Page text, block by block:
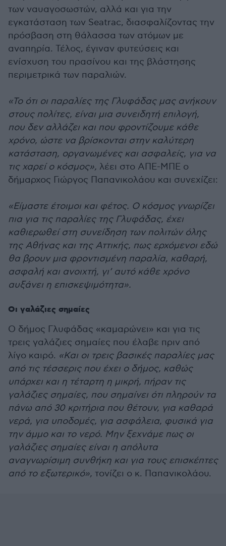
των ναυαγοσωστών, αλλά και για την
εγκατάσταση των Seatrac, διασφαλίζοντας την
πρόσβαση στη θάλασσα των ατόμων με
αναπηρία. Τέλος, έγιναν φυτεύσεις και
ενίσχυση του πρασίνου και της βλάστησης
περιμετρικά των παραλιών.
«Το ότι οι παραλίες της Γλυφάδας μας ανήκουν
στους πολίτες, είναι μια συνειδητή επιλογή,
που δεν αλλάζει και που φροντίζουμε κάθε
χρόνο, ώστε να βρίσκονται στην καλύτερη
κατάσταση, οργανωμένες και ασφαλείς, για να
τις χαρεί ο κόσμος», λέει στο ΑΠΕ-ΜΠΕ ο
δήμαρχος Γιώργος Παπανικολάου και συνεχίζει:
«Είμαστε έτοιμοι και φέτος. Ο κόσμος γνωρίζει
πια για τις παραλίες της Γλυφάδας, έχει
καθιερωθεί στη συνείδηση των πολιτών όλης
της Αθήνας και της Αττικής, πως ερχόμενοι εδώ
θα βρουν μια φροντισμένη παραλία, καθαρή,
ασφαλή και ανοιχτή, γι’ αυτό κάθε χρόνο
αυξάνει η επισκεψιμότητα».
Οι γαλάζιες σημαίες
Ο δήμος Γλυφάδας «καμαρώνει» και για τις
τρεις γαλάζιες σημαίες που έλαβε πριν από
λίγο καιρό. «Και οι τρεις βασικές παραλίες μας
από τις τέσσερις που έχει ο δήμος, καθώς
υπάρχει και η τέταρτη η μικρή, πήραν τις
γαλάζιες σημαίες, που σημαίνει ότι πληρούν τα
πάνω από 30 κριτήρια που θέτουν, για καθαρά
νερά, για υποδομές, για ασφάλεια, φυσικά για
την άμμο και το νερό. Μην ξεχνάμε πως οι
γαλάζιες σημαίες είναι η απόλυτα
αναγνωρίσιμη συνθήκη και για τους επισκέπτες
από το εξωτερικό», τονίζει ο κ. Παπανικολάου.